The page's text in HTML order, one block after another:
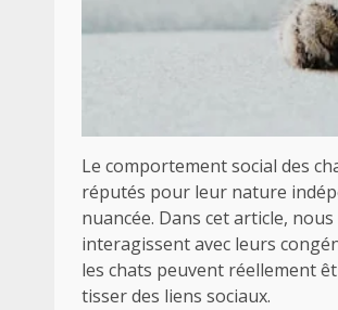
Le comportement social des
réputés pour leur nature
nuancée. Dans cet article,
interagissent avec leurs
les chats peuvent réellement
tisser des liens sociaux.